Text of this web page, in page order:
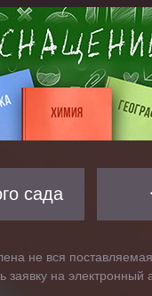
сада
не вся
заявку на электронный